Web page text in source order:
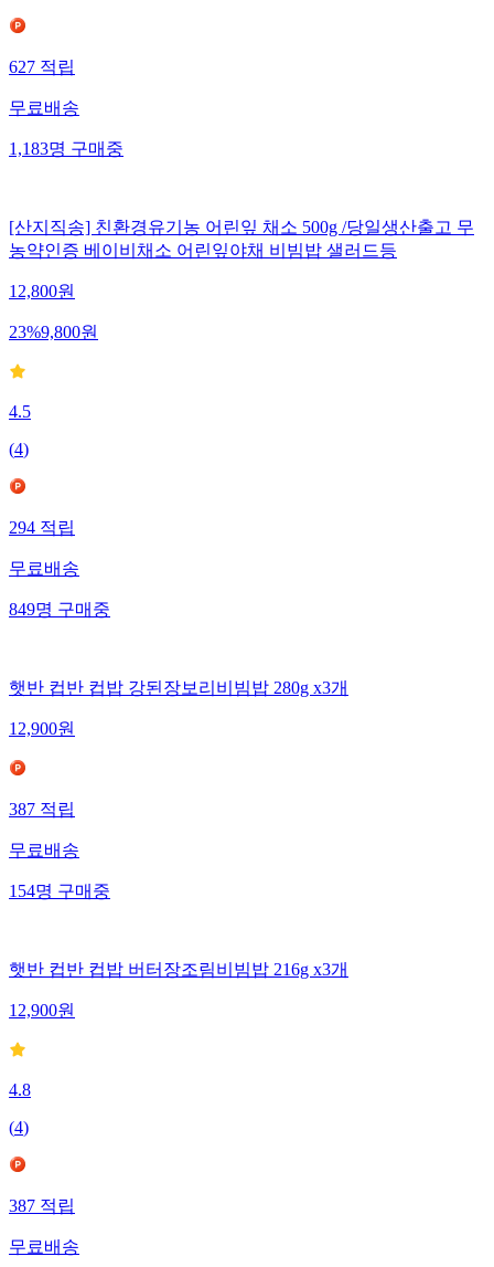
627 적립
무료배송
1,183명 구매중
[산지직송] 친환경유기농 어린잎 채소 500g /당일생산출고 무
농약인증 베이비채소 어린잎야채 비빔밥 샐러드등
12,800원
23%9,800원
4.5
(4)
294 적립
무료배송
849명 구매중
햇반 컵반 컵밥 강된장보리비빔밥 280g x3개
12,900원
387 적립
무료배송
154명 구매중
햇반 컵반 컵밥 버터장조림비빔밥 216g x3개
12,900원
4.8
(4)
387 적립
무료배송